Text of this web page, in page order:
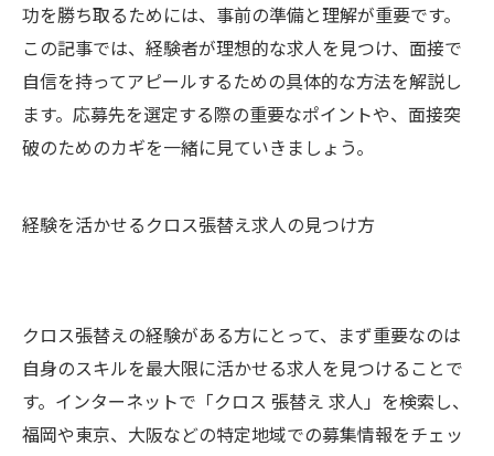
功を勝ち取るためには、事前の準備と理解が重要です。
この記事では、経験者が理想的な求人を見つけ、面接で
自信を持ってアピールするための具体的な方法を解説し
ます。応募先を選定する際の重要なポイントや、面接突
破のためのカギを一緒に見ていきましょう。
経験を活かせるクロス張替え求人の見つけ方
クロス張替えの経験がある方にとって、まず重要なのは
自身のスキルを最大限に活かせる求人を見つけることで
す。インターネットで「クロス 張替え 求人」を検索し、
福岡や東京、大阪などの特定地域での募集情報をチェッ